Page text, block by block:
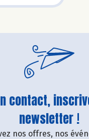
contact,
newsletter !
nos offres, nos